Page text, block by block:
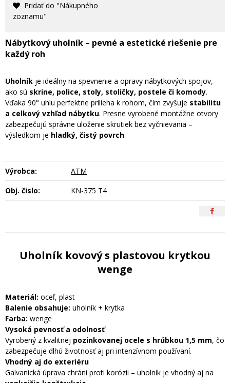
Pridať do "Nákupného
zoznamu"
Nábytkový uholník – pevné a estetické riešenie pre
každý roh
Uholník je ideálny na spevnenie a opravy nábytkových spojov,
ako sú skrine, police, stoly, stoličky, postele či komody.
Vďaka 90° uhlu perfektne prilieha k rohom, čím zvyšuje stabilitu
a celkový vzhľad nábytku. Presne vyrobené montážne otvory
zabezpečujú správne uloženie skrutiek bez vyčnievania –
výsledkom je hladký, čistý povrch.
Výrobca:
ATM
Obj. čislo:
KN-375 T4
Uholník kovový s plastovou krytkou
wenge
Materiál: oceľ, plast
Balenie obsahuje: uholník + krytka
Farba: wenge
Vysoká pevnosť a odolnosť
Vyrobený z kvalitnej pozinkovanej ocele s hrúbkou 1,5 mm, čo
zabezpečuje dlhú životnosť aj pri intenzívnom používaní.
Vhodný aj do exteriéru
Galvanická úprava chráni proti korózii – uholník je vhodný aj na